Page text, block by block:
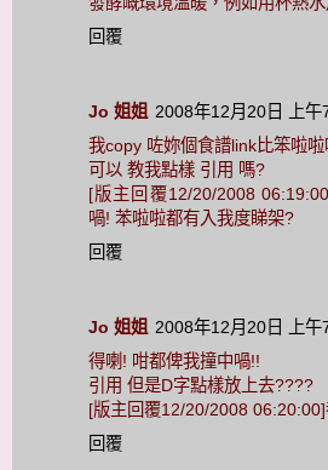
回覆
Jo 姐姐 2008年12月20日 上午
我copy 咗妳個食譜link比笨啦啦
可以 教我點樣 引用 嗎?
[版主回覆12/20/2008
喎! 苯啦啦都有入我度睇架?
回覆
Jo 姐姐 2008年12月20日 上午
得喇! 咁都俾我撞中喎!!
引用 但是D字點樣放上去????
[版主回覆12/20/2008
回覆